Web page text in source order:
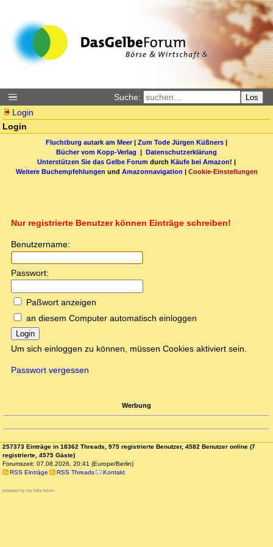
Suche: Los
Login
Login
Fluchtburg autark am Meer| Zum Tode Jürgen Küßners |
Bücher vom Kopp-Verlag | Datenschutzerklärung
Unterstützen Sie das Gelbe Forum durch Käufe bei Amazon! |
Weitere Buchempfehlungen und Amazonnavigation | Cookie-Einstellungen
Nur registrierte Benutzer können Einträge schreiben!
Benutzername:
Passwort:
Paßwort anzeigen
an diesem Computer automatisch einloggen
Login
Um sich einloggen zu können, müssen Cookies aktiviert sein.
Passwort vergessen
Werbung
257373 Einträge in 18362 Threads, 975 registrierte Benutzer, 4582 Benutzer online (7
registrierte, 4575 Gäste)
Forumszeit: 07.08.2026, 20:41 (Europe/Berlin)
RSS Einträge
RSS Threads Kontakt
powered by my little forum